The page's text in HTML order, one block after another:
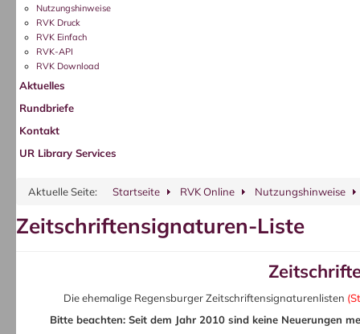
Nutzungshinweise
RVK Druck
RVK Einfach
RVK-API
RVK Download
Aktuelles
Rundbriefe
Kontakt
UR Library Services
Aktuelle Seite: Startseite RVK Online Nutzungshinweise
Zeitschriftensignaturen-Liste
Die ehemalige Regensburger Zeitschriftensignaturenlisten
Bitte beachten: Seit dem Jahr 2010 sind keine Neuerungen